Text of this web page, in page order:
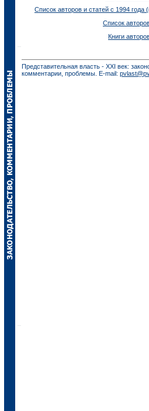
Список авторов и статей с 1994 года
Список
Книги
Представительная власть - XXI век:
комментарии, проблемы. E-mail: